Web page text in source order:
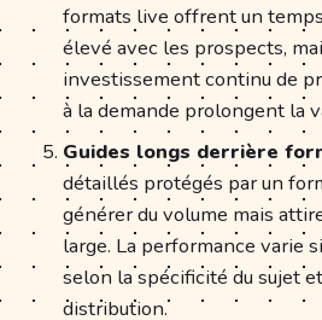
formats live offrent un
élevé avec les prospects,
investissement continu de
à la demande prolongent la
Guides longs derrière
détaillés protégés par un
générer du volume mais
large. La performance varie
selon la spécificité du sujet
distribution.